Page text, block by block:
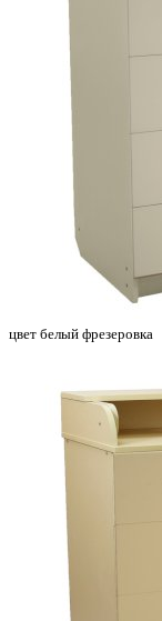
цвет белый фрезеровка